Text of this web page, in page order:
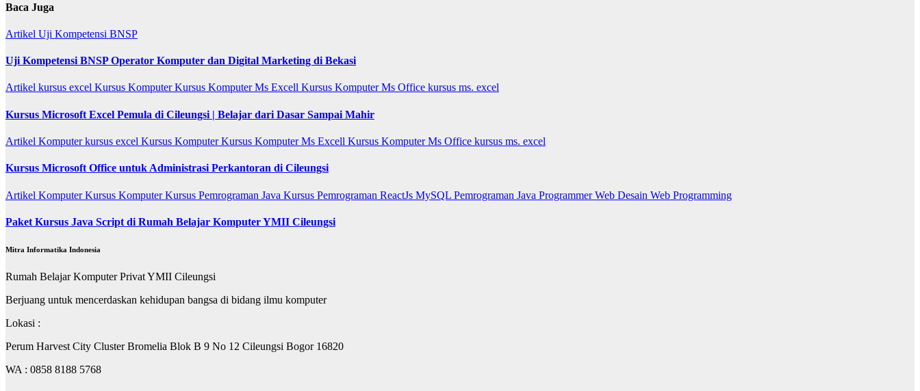
Baca Juga
Artikel Uji Kompetensi BNSP
Uji Kompetensi BNSP Operator Komputer dan Digital Marketing di Bekasi
Artikel kursus excel Kursus KomputerKursus Komputer Ms Excell Kursus Komputer Ms Office kursus ms. excel
Kursus Microsoft Excel Pemula di Cileungsi | Belajar dari Dasar Sampai Mahir
Artikel Komputerkursus excel Kursus KomputerKursus Komputer Ms Excell Kursus Komputer Ms Office kursus ms. excel
Kursus Microsoft Office untuk Administrasi Perkantoran di Cileungsi
Artikel KomputerKursus KomputerKursus Pemrograman Java Kursus Pemrograman ReactJs MySQL Pemrograman Java ProgrammerWeb Desain Web Programming
Paket Kursus Java Script di Rumah Belajar Komputer YMII Cileungsi
Mitra Informatika Indonesia
Rumah Belajar Komputer Privat YMII Cileungsi
Berjuang untuk mencerdaskan kehidupan bangsa di bidang ilmu komputer
Lokasi :
Perum Harvest City Cluster Bromelia Blok B 9 No 12 Cileungsi Bogor 16820
WA : 0858 8188 5768